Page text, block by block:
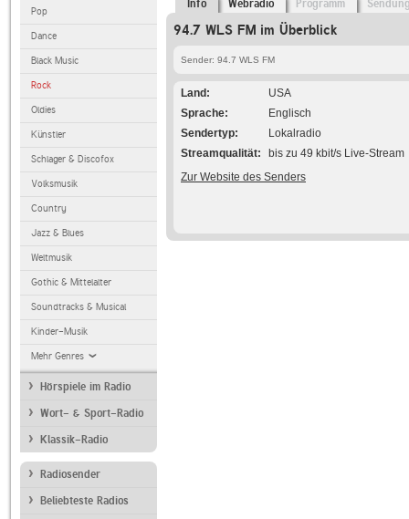
Pop
Dance
Black Music
Rock
Oldies
Künstler
Schlager & Discofox
Volksmusik
Country
Jazz & Blues
Weltmusik
Gothic & Mittelalter
Soundtracks & Musical
Kinder-Musik
Mehr Genres
Hörspiele im Radio
Wort- & Sport-Radio
Klassik-Radio
Radiosender
Beliebteste Radios
Info Webradio Programm
94.7 WLS FM im Überblick
Sender: 94.7 WLS FM
Land
USA
Sprache
Englisch
Sendertyp
Lokalradio
Streamqualität
bis zu 49 kbit/s Live-Stream
Zur Website des Senders